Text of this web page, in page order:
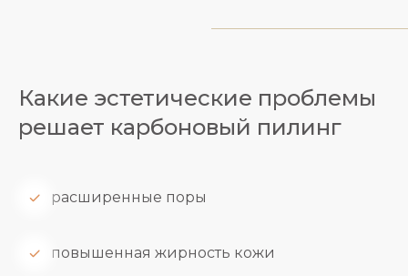
Какие эстетические проблемы
решает карбоновый пилинг
расширенные поры
повышенная жирность кожи